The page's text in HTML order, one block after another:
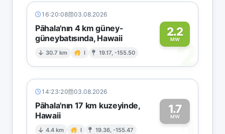
16:20:08 03.08.2026
Pāhala'nın 4 km güney-
güneybatısında, Hawaii
30.7 km I 19.17, -155.50
2.2
MW
2
14:23:20 03.08.2026
Pāhala'nın 17 km kuzeyinde,
Hawaii
4.4 km I 19.36, -155.47
1.7
MW